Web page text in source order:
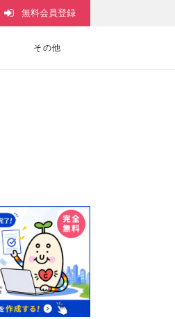
その他
無料会員登録